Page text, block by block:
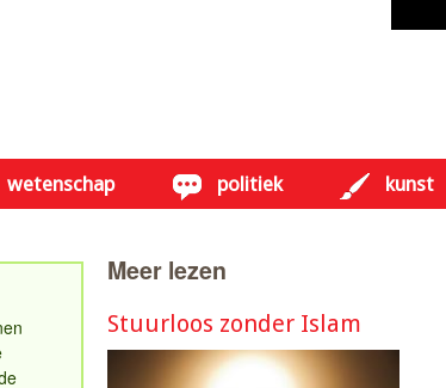
wetenschap politiek kunst
Meer lezen
Stuurloos zonder Islam